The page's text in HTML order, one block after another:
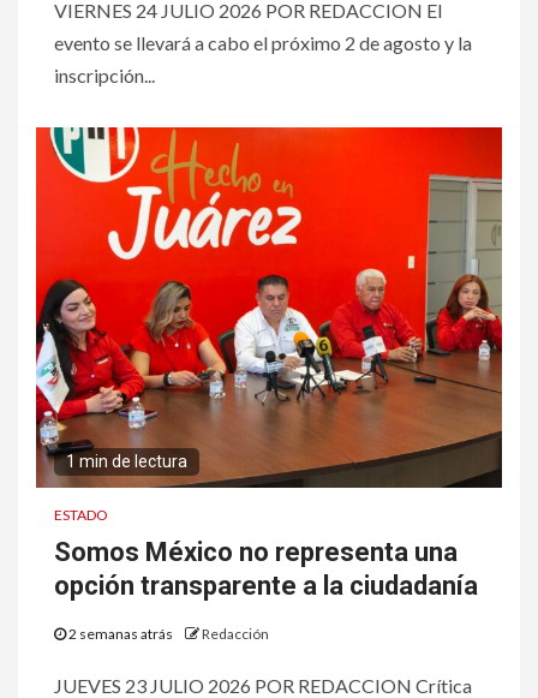
VIERNES 24 JULIO 2026 POR REDACCION El
evento se llevará a cabo el próximo 2 de agosto y la
inscripción...
1 min de lectura
ESTADO
Somos México no representa una
opción transparente a la ciudadanía
2 semanas atrás Redacción
JUEVES 23 JULIO 2026 POR REDACCION Crítica